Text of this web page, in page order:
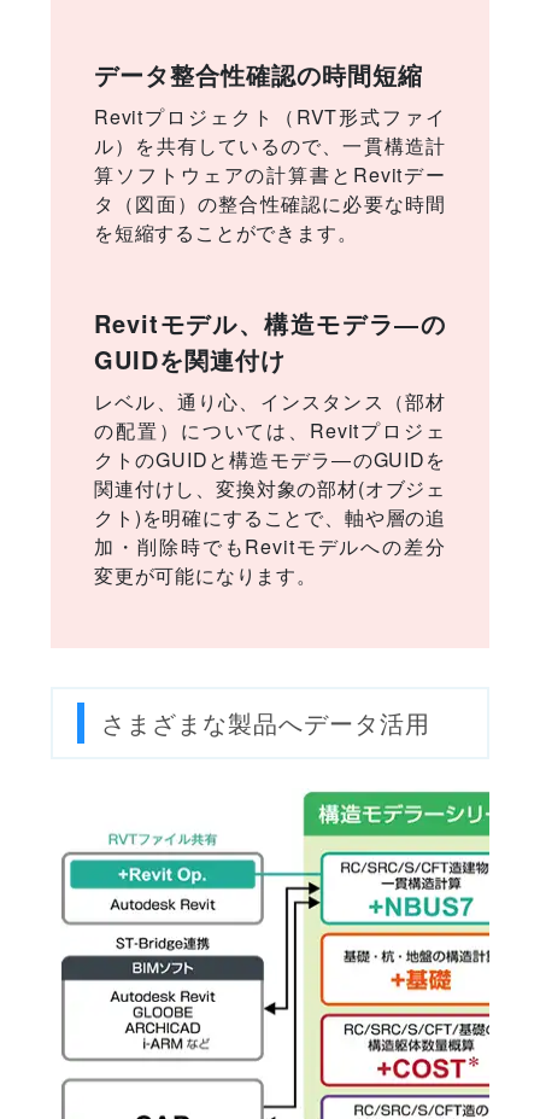
データ整合性確認の時間短縮
Revitプロジェクト（RVT形式ファイ
ル）を共有しているので、一貫構造計
算ソフトウェアの計算書とRevitデー
タ（図面）の整合性確認に必要な時間
を短縮することができます。
Revitモデル、構造モデラ―の
GUIDを関連付け
レベル、通り心、インスタンス（部材
の配置）については、Revitプロジェ
クトのGUIDと構造モデラ―のGUIDを
関連付けし、変換対象の部材(オブジェ
クト)を明確にすることで、軸や層の追
加・削除時でもRevitモデルへの差分
変更が可能になります。
さまざまな製品へデータ活用